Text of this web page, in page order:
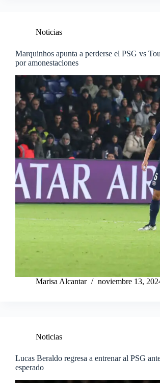
Noticias
Marquinhos apunta a perderse el PSG vs
por amonestaciones
Marisa Alcantar noviembre 13,
Noticias
Lucas Beraldo regresa a entrenar al PSG
esperado